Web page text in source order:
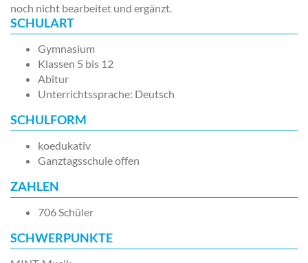
noch nicht bearbeitet und ergänzt.
SCHULART
Gymnasium
Klassen 5 bis 12
Abitur
Unterrichtssprache: Deutsch
SCHULFORM
koedukativ
Ganztagsschule offen
ZAHLEN
706 Schüler
SCHWERPUNKTE